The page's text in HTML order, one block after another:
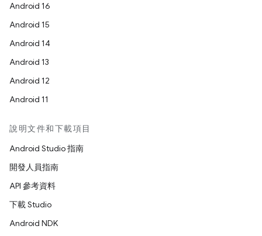
Android 16
Android 15
Android 14
Android 13
Android 12
Android 11
說明文件和下載項目
Android Studio 指南
開發人員指南
API 參考資料
下載 Studio
Android NDK